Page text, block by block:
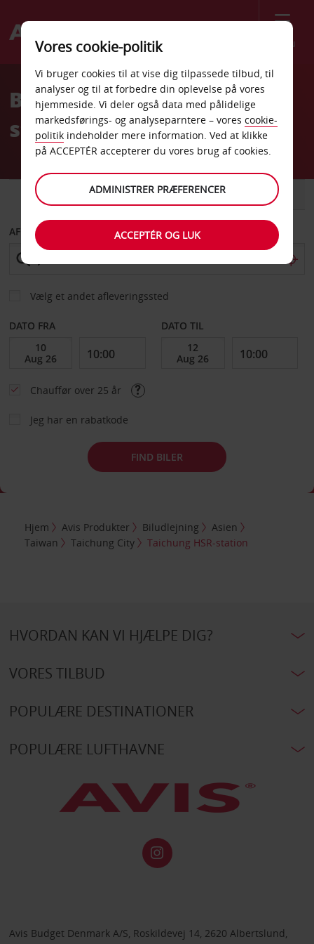
Menu
Welcome
AvisBilleje Taichung HSR-
station
VAREVOGN
AFHENT FRA
Vælg et andet afleveringssted
DATO FRA DATO TIL
Chauffør over 25 år
Jeg har en rabatkode
FIND BILER
Hjem Avis Produkter Biludlejning
Asien
Taiwan
Taichung City Taichung HSR-station
HVORDAN KAN VI HJÆLPE DIG?
VORES TILBUD
POPULÆRE DESTINATIONER
POPULÆRE LUFTHAVNE
Avis Budget Denmark A/S, Roskildevej 14, 2620 Albertslund,
Vores cookie-politik
Vi bruger cookies til at vise dig tilpassede tilbud, til
analyser og til at forbedre din oplevelse på vores
hjemmeside. Vi deler også data med pålidelige
markedsførings- og analyseparntere – vores cookie-
politik indeholder mere information. Ved at klikke
på ACCEPTÉR accepterer du vores brug af cookies.
ADMINISTRER PRÆFERENCER
ACCEPTÉR OG LUK